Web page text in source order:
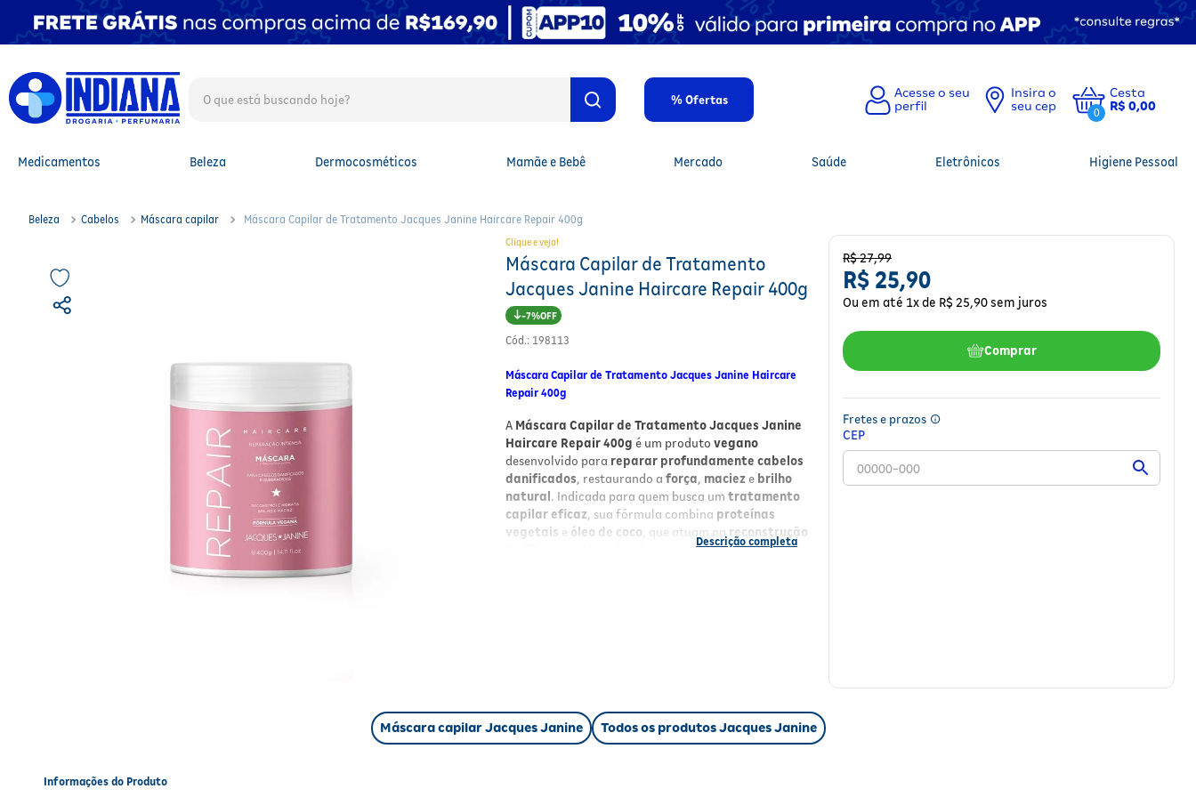
% Ofertas
Insira o
seu cep
0
Cesta
R$ 0,00
Medicamentos Beleza Dermocosméticos Mamãe e Bebê Mercado Saúde Eletrônicos Higiene Pessoal
Beleza Cabelos Máscara capilar Máscara Capilar de Tratamento Jacques Janine Haircare Repair 400g
Clique e veja!
Máscara Capilar de Tratamento
Jacques Janine Haircare Repair 400g
7%
Cód.: 198113
Máscara Capilar de Tratamento Jacques Janine Haircare
Repair 400g
A Máscara Capilar de Tratamento Jacques Janine
Haircare Repair 400g é um produtovegano
desenvolvido para reparar profundamente cabelos
danificados, restaurando aforça, macieze brilho
natural . Indicada para quem busca umtratamento
capilar eficaz , sua fórmula combina proteínas
vegetais e óleo de coco , que atuam na reconstrução
, selando as cutículas e nutrindo os
vegetais melhoram a resistência dos fios;
Ação rápida:
tratamento eficaz em apenas 5
R$27,99
R$ 25,90
Ou em até 1x de R$ 25,90sem juros
Comprar
Fretes e prazos
CEP
Máscara capilar Jacques Janine Todos os produtos Jacques Janine
Informações do Produto
TERMOS MAIS BUSCADOS
1º
fralda
lenço umedecido
shampoo